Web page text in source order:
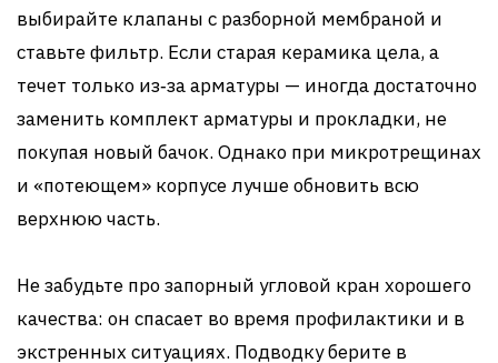
выбирайте клапаны с разборной мембраной и
ставьте фильтр. Если старая керамика цела, а
течет только из‑за арматуры — иногда достаточно
заменить комплект арматуры и прокладки, не
покупая новый бачок. Однако при микротрещинах
и «потеющем» корпусе лучше обновить всю
верхнюю часть.
Не забудьте про запорный угловой кран хорошего
качества: он спасает во время профилактики и в
экстренных ситуациях. Подводку берите в